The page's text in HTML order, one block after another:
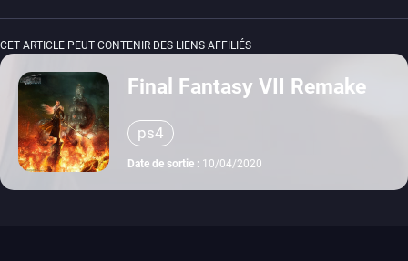
CET ARTICLE PEUT CONTENIR DES LIENS AFFILIÉS
Final Fantasy VII Remake
ps4
Date de sortie : 10/04/2020